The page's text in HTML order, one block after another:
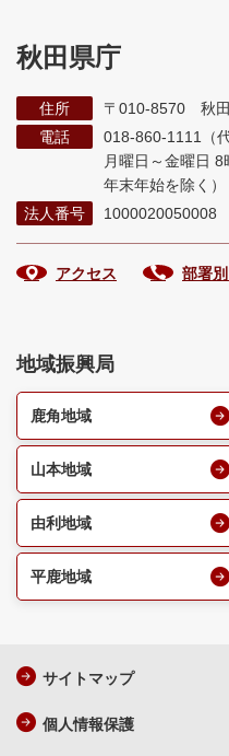
秋田県庁
住所
〒010-8570 秋
電話
018-860-1111（代
月曜日～金曜日
年末年始を除く）
法人番号
1000020050008
アクセス 部署
地域振興局
鹿角地域
山本地域
由利地域
平鹿地域
サイトマップ
個人情報保護